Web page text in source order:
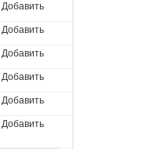
Добавить
Добавить
Добавить
Добавить
Добавить
Добавить